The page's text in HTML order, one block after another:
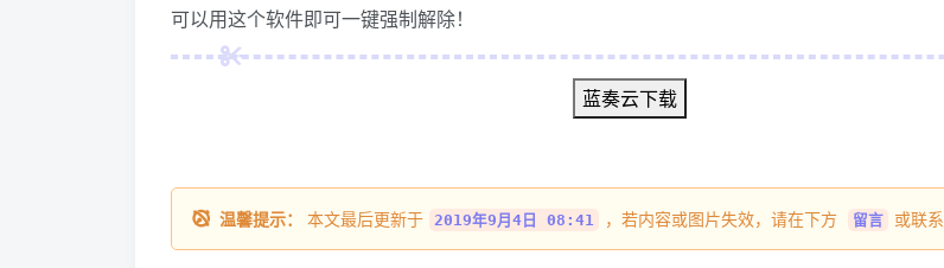
可以用这个软件即可一键强制解除！
蓝奏云下载
温馨提示： 本文最后更新于 2019年9月4日 08:41 ，若内容或图片失效，请在下方 留言 或联系